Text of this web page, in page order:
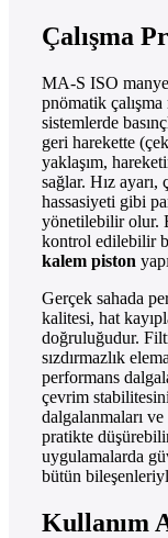
Çalışma
MA-S ISO
pnömatik
sistemlerde
geri harekette
yaklaşım,
sağlar. Hız
hassasiyeti gibi
yönetilebilir olur.
kontrol edilebilir
kalem piston
Gerçek sahada
kalitesi, hat
doğruluğudur.
sızdırmazlık
performans
çevrim
dalgalanmaları
pratikte
uygulamalarda
bütün
Kullanım